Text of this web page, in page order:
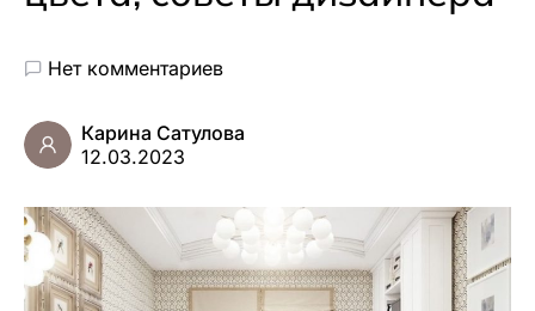
Нет комментариев
Карина Сатулова
12.03.2023